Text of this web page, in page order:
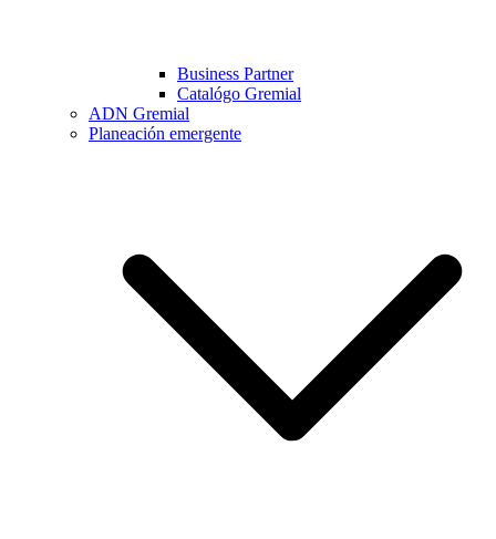
Business Partner
Catalógo Gremial
ADN Gremial
Planeación emergente